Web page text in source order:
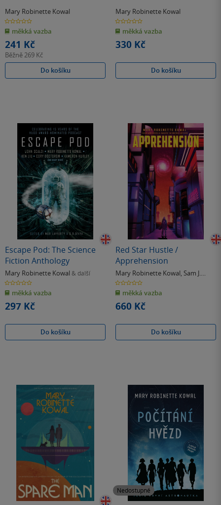
Mary Robinette Kowal
0.0
z
5
hvězdiček
měkká vazba
241 Kč
Běžně 269 Kč
Do košíku
Mary Robinette Kowal
0.0
z
5
hvězdiček
měkká vazba
330 Kč
Do košíku
Escape Pod: The Science
Fiction Anthology
Mary Robinette Kowal & další
0.0
z
5
hvězdiček
měkká vazba
297 Kč
Do košíku
Red Star Hustle /
Apprehension
Mary Robinette Kowal Sam J.
Miller
0.0
z
5
hvězdiček
měkká vazba
660 Kč
Do košíku
Nedostupné